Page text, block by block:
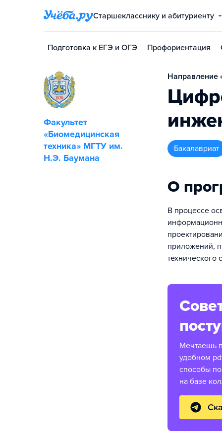
Старшекласснику и абитуриенту
Подготовка к ЕГЭ и ОГЭ Профориентация
Факультет
«Биомедицинская
техника» МГТУ им.
Н.Э. Баумана
Направление
бакалавриат
О
В процессе
приложений,
технического
Мечтаешь
удобном
способы
на базе